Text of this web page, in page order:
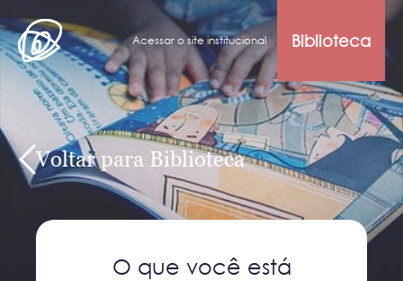
Acessar o site institucional Biblioteca
Voltar para Biblioteca
O que você está